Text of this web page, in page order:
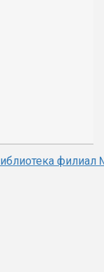
филиал